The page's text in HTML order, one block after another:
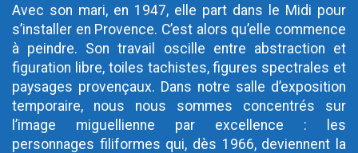
Avec son mari, en 1947, elle part dans le Midi pour
s’installer en Provence. C’est alors qu’elle commence
à peindre. Son travail oscille entre abstraction et
figuration libre, toiles tachistes, figures spectrales et
paysages provençaux. Dans notre salle d’exposition
temporaire, nous nous sommes concentrés sur
l’image miguellienne par excellence : les
personnages filiformes qui, dès 1966, deviennent la